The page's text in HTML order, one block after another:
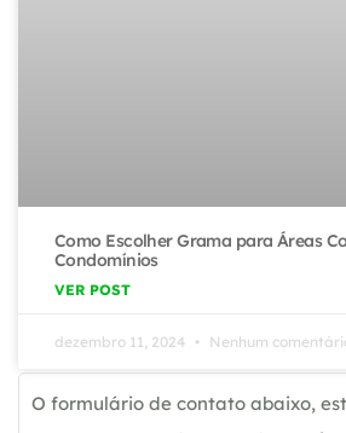
Como Escolher Grama para Áreas
Condomínios
VER POST
dezembro 11, 2024 Nenhum
O formulário de contato abaixo,